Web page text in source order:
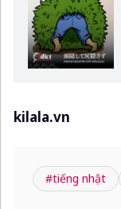
kilala.vn
#tiếng nhật